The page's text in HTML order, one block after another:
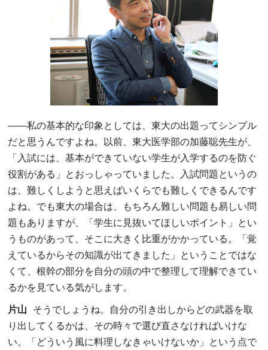
――私の基本的な印象としては、東大の出題ってシンプル
だと思うんですよね。以前、東大医学部の加藤聡先生が、
「入試には、基本ができていない学生が入学するのを防ぐ
役割がある」とおっしゃっていました。入試問題というの
は、難しくしようと思えばいくらでも難しくできるんです
よね。でも東大の場合は、もちろん難しい問題も易しい問
題もありますが、「学生に見抜いてほしいポイント」とい
うものがあって、そこに大きく比重がかかっている。「覚
えているからその知識が出てきました」ということではな
くて、根幹の部分を自分の頭の中で整理して理解できてい
るかを見ている気がします。
片山
そうでしょうね。自分の引き出しからどの武器を取
り出してくるかは、その時々で選び直さなければいけな
い。「どういう風に料理しなきゃいけないか」という点で